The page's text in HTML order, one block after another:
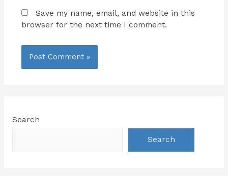
Save my name, email, and website in this
browser for the next time I comment.
Search
Search